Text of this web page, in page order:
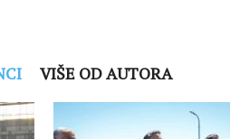
VIŠE OD AUTORA